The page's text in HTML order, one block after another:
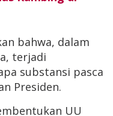
bahwa, dalam
terjadi
substansi pasca
Presiden.
UU